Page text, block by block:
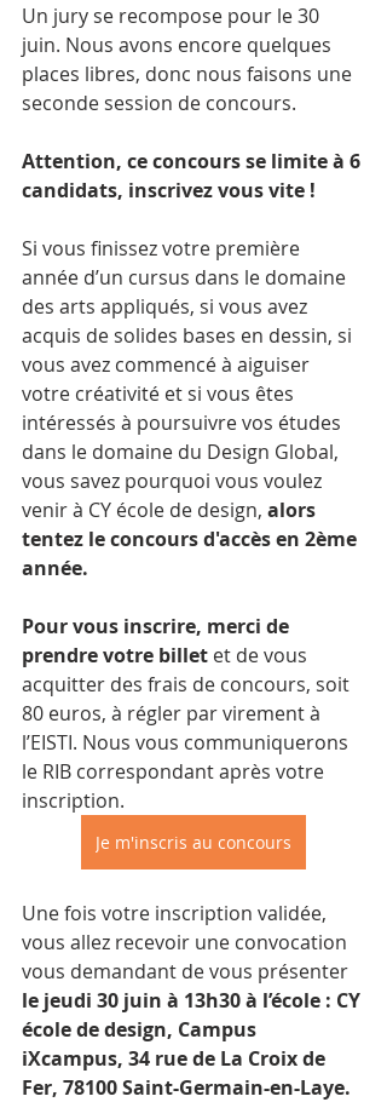
Un jury se recompose pour le 30
juin. Nous avons encore quelques
places libres, donc nous faisons une
seconde session de concours.
Attention, ce concours se limite à 6
candidats, inscrivez vous vite !
Si vous finissez votre première
année d’un cursus dans le domaine
des arts appliqués, si vous avez
acquis de solides bases en dessin, si
vous avez commencé à aiguiser
votre créativité et si vous êtes
intéressés à poursuivre vos études
dans le domaine du Design Global,
vous savez pourquoi vous voulez
venir à CY école de design, alors
tentez le concours d'accès en 2ème
année.
Pour vous inscrire, merci de
prendre votre billet et de vous
acquitter des frais de concours, soit
80 euros, à régler par virement à
l’EISTI. Nous vous communiquerons
le RIB correspondant après votre
inscription.
Je m'inscris au concours
Une fois votre inscription validée,
vous allez recevoir une convocation
vous demandant de vous présenter
le jeudi 30 juin à 13h30 à l’école : CY
école de design, Campus
iXcampus, 34 rue de La Croix de
Fer, 78100 Saint-Germain-en-Laye.